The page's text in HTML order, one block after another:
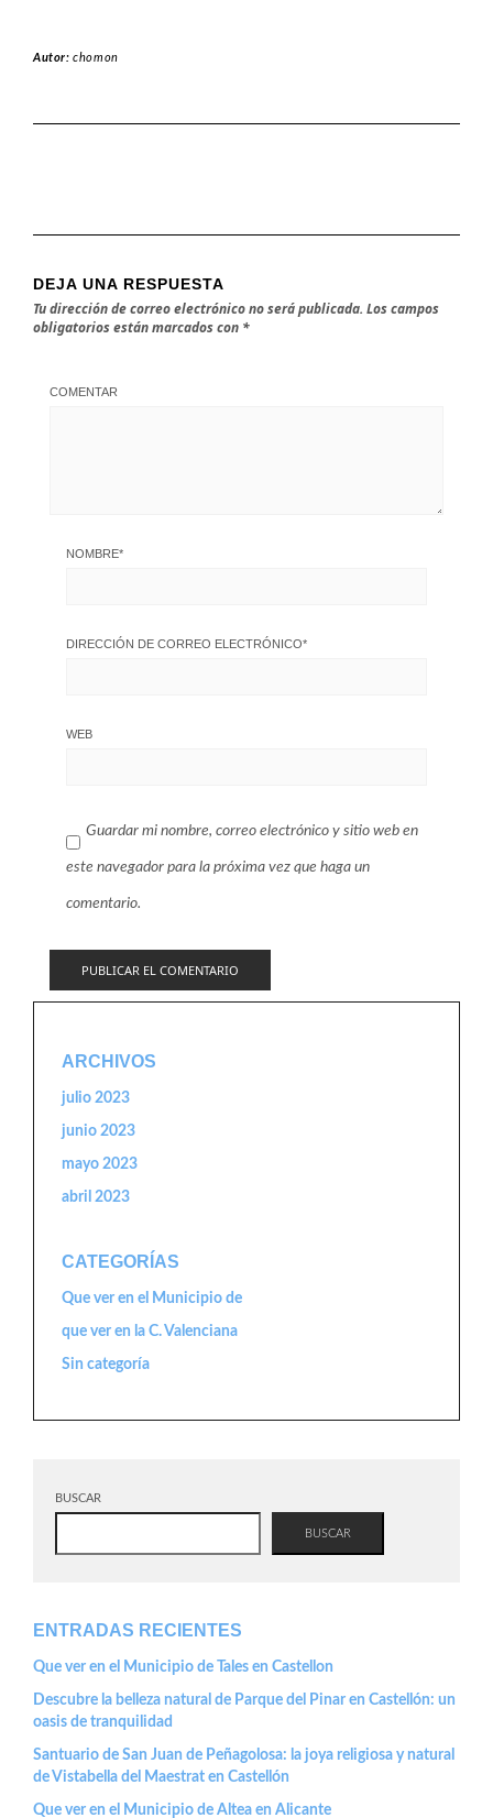
Autor:chomon
DEJA UNA RESPUESTA
Tu dirección de correo electrónico no será publicada. Los campos
obligatorios están marcados con *
COMENTAR
NOMBRE*
DIRECCIÓN DE CORREO ELECTRÓNICO*
WEB
Guardar mi nombre, correo electrónico y sitio web en
este navegador para la próxima vez que haga un
comentario.
ARCHIVOS
julio 2023
junio 2023
mayo 2023
abril 2023
CATEGORÍAS
Que ver en el Municipio de
que ver en la C. Valenciana
Sin categoría
BUSCAR
BUSCAR
ENTRADAS RECIENTES
Que ver en el Municipio de Tales en Castellon
Descubre la belleza natural de Parque del Pinar en Castellón: un
oasis de tranquilidad
Santuario de San Juan de Peñagolosa: la joya religiosa y natural
de Vistabella del Maestrat en Castellón
Que ver en el Municipio de Altea en Alicante